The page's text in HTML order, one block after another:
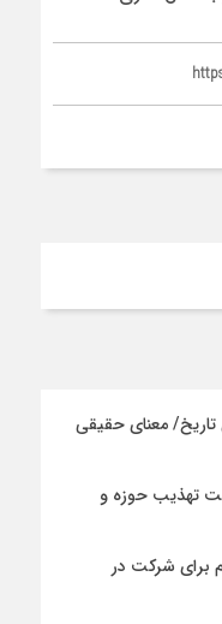
معنای حقیقی
تهذیب حوزه و
برای شرکت در